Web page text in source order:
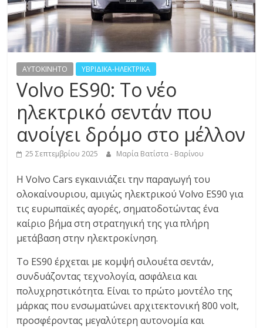
R
E
S
S
AYTOKINHTO ΥΒΡΙΔΙΚΑ-ΗΛΕΚΤΡΙΚΑ
Volvo ES90: Το νέο
ηλεκτρικό σεντάν που
ανοίγει δρόμο στο μέλλον
25 Σεπτεμβρίου 2025 Μαρία Βατίστα - Βαρίνου
Η Volvo Cars εγκαινιάζει την παραγωγή του
ολοκαίνουριου, αμιγώς ηλεκτρικού Volvo ES90 για
τις ευρωπαϊκές αγορές, σηματοδοτώντας ένα
καίριο βήμα στη στρατηγική της για πλήρη
μετάβαση στην ηλεκτροκίνηση.
Το ES90 έρχεται με κομψή σιλουέτα σεντάν,
συνδυάζοντας τεχνολογία, ασφάλεια και
πολυχρηστικότητα. Είναι το πρώτο μοντέλο της
μάρκας που ενσωματώνει αρχιτεκτονική 800 volt,
προσφέροντας μεγαλύτερη αυτονομία και